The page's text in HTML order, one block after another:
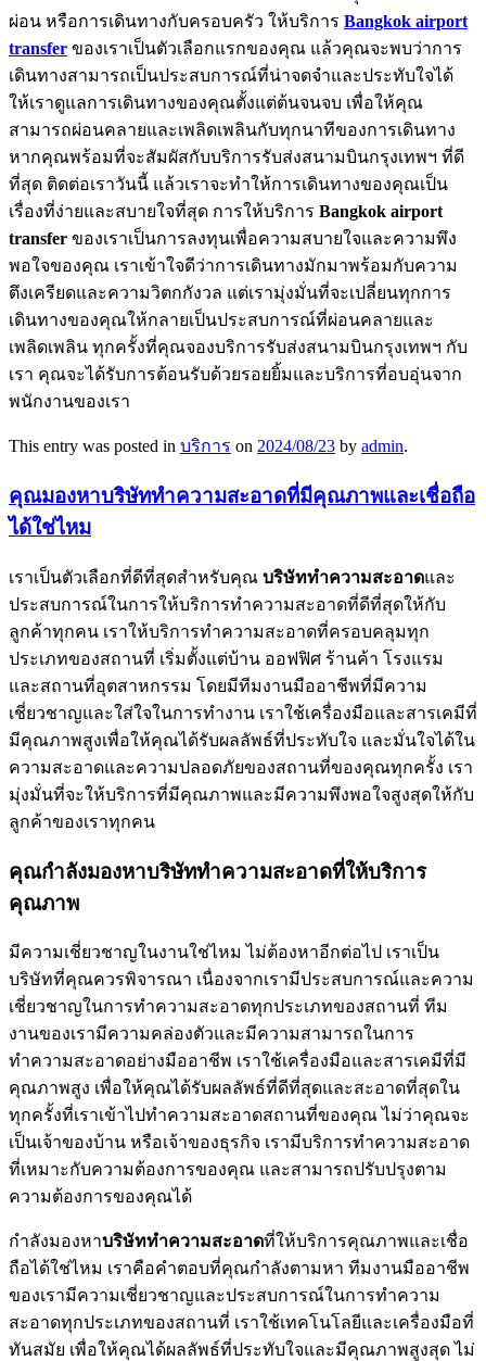
ผ่อน หรือการเดินทางกับครอบครัว ให้บริการ Bangkok airport
transfer ของเราเป็นตัวเลือกแรกของคุณ แล้วคุณจะพบว่าการ
เดินทางสามารถเป็นประสบการณ์ที่น่าจดจำและประทับใจได้
ให้เราดูแลการเดินทางของคุณตั้งแต่ต้นจนจบ เพื่อให้คุณ
สามารถผ่อนคลายและเพลิดเพลินกับทุกนาทีของการเดินทาง
หากคุณพร้อมที่จะสัมผัสกับบริการรับส่งสนามบินกรุงเทพฯ ที่ดี
ที่สุด ติดต่อเราวันนี้ แล้วเราจะทำให้การเดินทางของคุณเป็น
เรื่องที่ง่ายและสบายใจที่สุด การให้บริการ Bangkok airport
transfer ของเราเป็นการลงทุนเพื่อความสบายใจและความพึง
พอใจของคุณ เราเข้าใจดีว่าการเดินทางมักมาพร้อมกับความ
ตึงเครียดและความวิตกกังวล แต่เรามุ่งมั่นที่จะเปลี่ยนทุกการ
เดินทางของคุณให้กลายเป็นประสบการณ์ที่ผ่อนคลายและ
เพลิดเพลิน ทุกครั้งที่คุณจองบริการรับส่งสนามบินกรุงเทพฯ กับ
เรา คุณจะได้รับการต้อนรับด้วยรอยยิ้มและบริการที่อบอุ่นจาก
พนักงานของเรา
This entry was posted in บริการ on 2024/08/23 by admin.
คุณมองหาบริษัททำความสะอาดที่มีคุณภาพและเชื่อถือ
ได้ใช่ไหม
เราเป็นตัวเลือกที่ดีที่สุดสำหรับคุณ บริษัททำความสะอาดและ
ประสบการณ์ในการให้บริการทำความสะอาดที่ดีที่สุดให้กับ
ลูกค้าทุกคน เราให้บริการทำความสะอาดที่ครอบคลุมทุก
ประเภทของสถานที่ เริ่มตั้งแต่บ้าน ออฟฟิศ ร้านค้า โรงแรม
และสถานที่อุตสาหกรรม โดยมีทีมงานมืออาชีพที่มีความ
เชี่ยวชาญและใส่ใจในการทำงาน เราใช้เครื่องมือและสารเคมีที่
มีคุณภาพสูงเพื่อให้คุณได้รับผลลัพธ์ที่ประทับใจ และมั่นใจได้ใน
ความสะอาดและความปลอดภัยของสถานที่ของคุณทุกครั้ง เรา
มุ่งมั่นที่จะให้บริการที่มีคุณภาพและมีความพึงพอใจสูงสุดให้กับ
ลูกค้าของเราทุกคน
คุณกำลังมองหาบริษัททำความสะอาดที่ให้บริการ
คุณภาพ
มีความเชี่ยวชาญในงานใช่ไหม ไม่ต้องหาอีกต่อไป เราเป็น
บริษัทที่คุณควรพิจารณา เนื่องจากเรามีประสบการณ์และความ
เชี่ยวชาญในการทำความสะอาดทุกประเภทของสถานที่ ทีม
งานของเรามีความคล่องตัวและมีความสามารถในการ
ทำความสะอาดอย่างมืออาชีพ เราใช้เครื่องมือและสารเคมีที่มี
คุณภาพสูง เพื่อให้คุณได้รับผลลัพธ์ที่ดีที่สุดและสะอาดที่สุดใน
ทุกครั้งที่เราเข้าไปทำความสะอาดสถานที่ของคุณ ไม่ว่าคุณจะ
เป็นเจ้าของบ้าน หรือเจ้าของธุรกิจ เรามีบริการทำความสะอาด
ที่เหมาะกับความต้องการของคุณ และสามารถปรับปรุงตาม
ความต้องการของคุณได้
กำลังมองหาบริษัททำความสะอาดที่ให้บริการคุณภาพและเชื่อ
ถือได้ใช่ไหม เราคือคำตอบที่คุณกำลังตามหา ทีมงานมืออาชีพ
ของเรามีความเชี่ยวชาญและประสบการณ์ในการทำความ
สะอาดทุกประเภทของสถานที่ เราใช้เทคโนโลยีและเครื่องมือที่
ทันสมัย เพื่อให้คุณได้ผลลัพธ์ที่ประทับใจและมีคุณภาพสูงสุด ไม่